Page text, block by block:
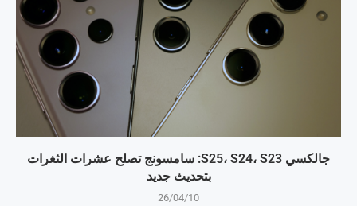
جالكسي S25، S24، S23: سامسونج تصلح عشرات الثغرات
بتحديث جديد
26/04/10